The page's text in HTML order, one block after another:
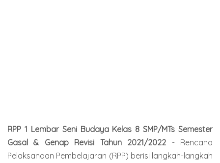
RPP 1 Lembar Seni Budaya Kelas 8 SMP/MTs Semester
Gasal & Genap Revisi Tahun 2021/2022 - Rencana
Pelaksanaan Pembelajaran (RPP) berisi langkah-langkah